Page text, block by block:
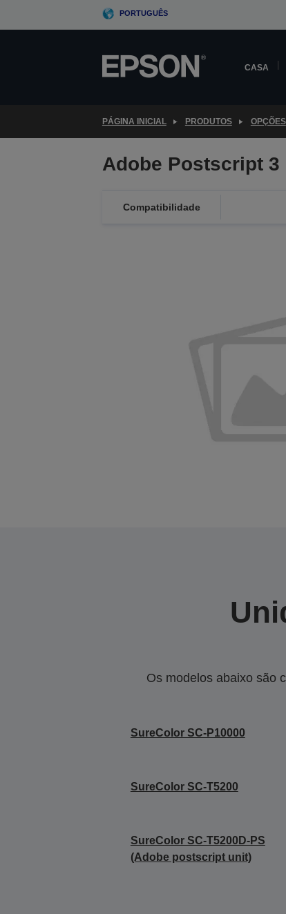
PORTUGUÊS
CASA
PÁGINA INICIAL PRODUTOS OPÇÕES
Adobe Postscript
Compatibilidade
Os modelos abaixo são
SureColor SC-P10000
SureColor SC-T5200
SureColor SC-T5200D-PS
(Adobe postscript unit)